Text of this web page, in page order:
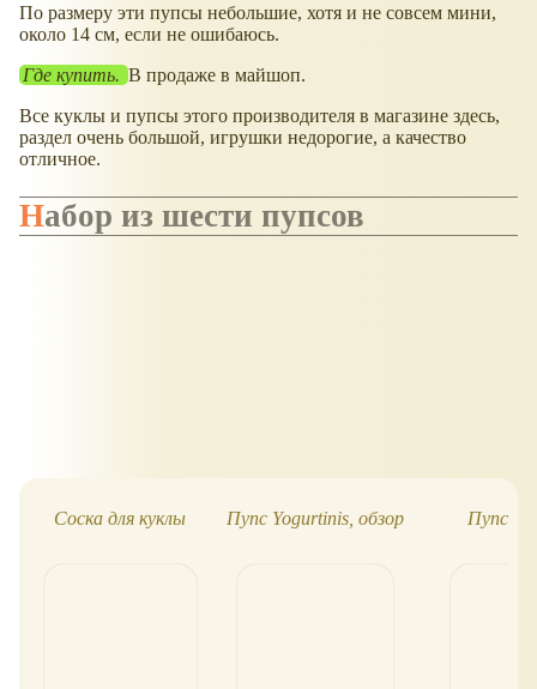
По размеру эти пупсы небольшие, хотя и не совсем мини,
около 14 см, если не ошибаюсь.
Где купить. В продаже в майшоп.
Все куклы и пупсы этого производителя в магазине здесь,
раздел очень большой, игрушки недорогие, а качество
отличное.
Набор из шести пупсов
Соска для куклы Пупс Yogurtinis, обзор
Пупс